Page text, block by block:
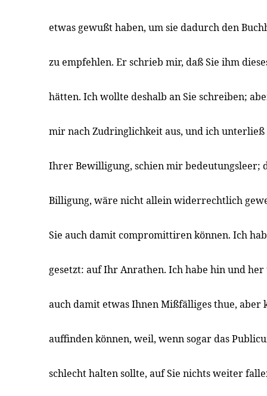
etwas gewußt haben, um sie dadurch den
zu empfehlen. Er schrieb mir, daß Sie ihm
hätten. Ich wollte deshalb an Sie schreiben;
mir nach Zudringlichkeit aus, und ich unterließ
Ihrer Bewilligung, schien mir bedeutungsleer;
Billigung, wäre nicht allein widerrechtlich
Sie auch damit compromittiren können. Ich
gesetzt: auf Ihr Anrathen. Ich habe hin und
auch damit etwas Ihnen Mißfälliges thue, aber
auffinden können, weil, wenn sogar das
schlecht halten sollte, auf Sie nichts weiter